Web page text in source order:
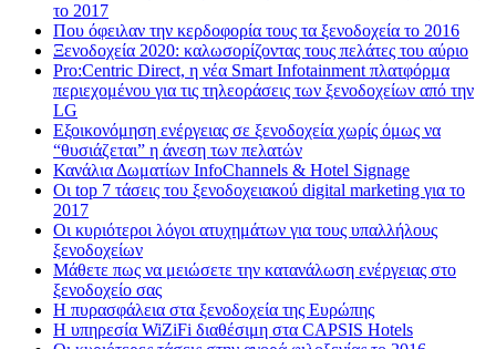
το 2017
Που όφειλαν την κερδοφορία τους τα ξενοδοχεία το 2016
Ξενοδοχεία 2020: καλωσορίζοντας τους πελάτες του αύριο
Pro:Centric Direct, η νέα Smart Infotainment πλατφόρμα
περιεχομένου για τις τηλεοράσεις των ξενοδοχείων από την
LG
Εξοικονόμηση ενέργειας σε ξενοδοχεία χωρίς όμως να
“θυσιάζεται” η άνεση των πελατών
Κανάλια Δωματίων InfoChannels & Hotel Signage
Οι top 7 τάσεις του ξενοδοχειακού digital marketing για το
2017
Οι κυριότεροι λόγοι ατυχημάτων για τους υπαλλήλους
ξενοδοχείων
Μάθετε πως να μειώσετε την κατανάλωση ενέργειας στο
ξενοδοχείο σας
Η πυρασφάλεια στα ξενοδοχεία της Ευρώπης
Η υπηρεσία WiZiFi διαθέσιμη στα CAPSIS Hotels